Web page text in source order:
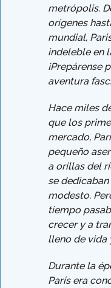
metrópolis.
orígenes
mundial,
indeleble en
¡Prepárense
aventura
Hace miles
que los
mercado,
pequeño
a orillas del
se
modesto.
tiempo
crecer y a
lleno de vida
Durante la
París era